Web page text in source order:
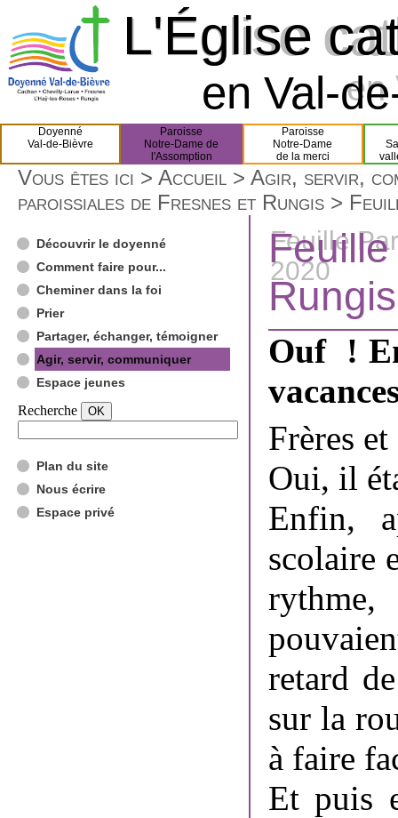
L'Église
L'Église
en
en Val-
Doyenné
Val-de-Bièvre
Paroisse
Notre-Dame de
l'Assomption
Paroisse
Notre-Dame
de la merci
Vous êtes ici > Accueil > Agir, servir,
paroissiales de Fresnes et Rungis >
Découvrir le doyenné
Comment faire pour...
Cheminer dans la foi
Prier
Partager, échanger, témoigner
Agir, servir, communiquer
Espace jeunes
Recherche
Plan du site
Nous écrire
Espace privé
Feuille
2020
Ouf !
Frères
Oui, il
Enfin,
scolaire
retard
sur la
à faire
Et puis